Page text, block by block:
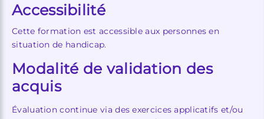
Accessibilité
Cette formation est accessible aux personnes en
situation de handicap.
Modalité de validation des
acquis
Évaluation continue via des exercices applicatifs et/ou